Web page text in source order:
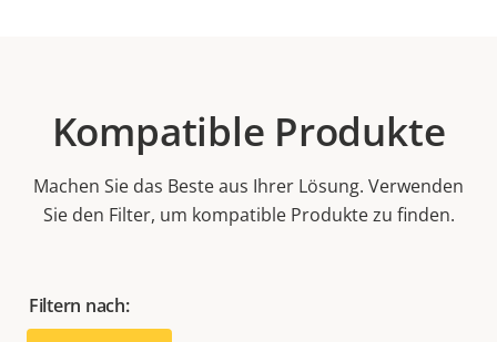
Kompatible Produkte
Machen Sie das Beste aus Ihrer Lösung. Verwenden
Sie den Filter, um kompatible Produkte zu finden.
Filtern nach: